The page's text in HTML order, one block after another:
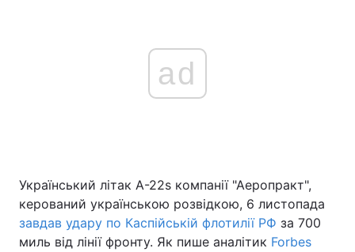
Економіка Світ
Спорт Наука
ad
Український літак A-22s компанії "Аеропракт",
керований українською розвідкою, 6 листопада
завдав удару по Каспійській флотилії РФ за 700
миль від лінії фронту. Як пише аналітик Forbes